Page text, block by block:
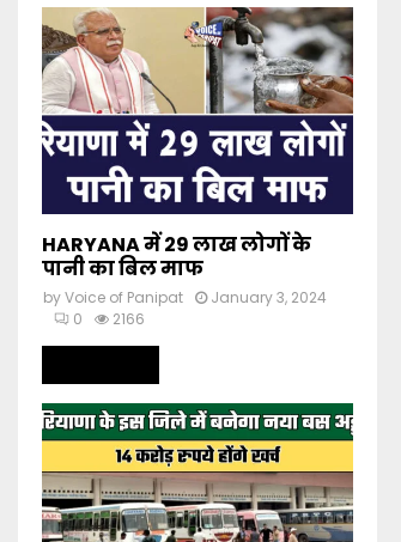
HARYANA में 29 लाख लोगों के
पानी का बिल माफ
byVoice of Panipat
January 3, 2024
0
2166